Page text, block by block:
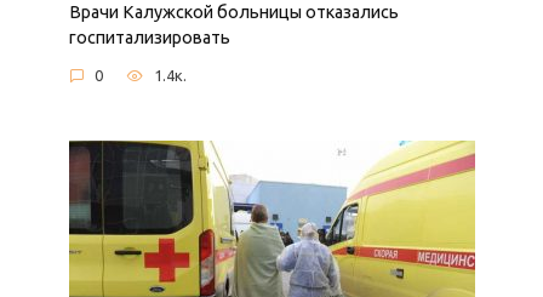
Врачи Калужской больницы отказались
госпитализировать
0 1.4к.